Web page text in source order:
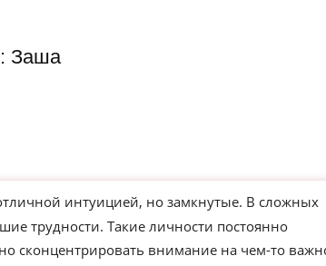
Заша
интуицией, но замкнутые. В сложных
трудности. Такие личности постоянно
сконцентрировать внимание на чем-то